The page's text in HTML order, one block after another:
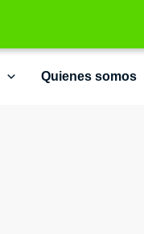
Quienes somos